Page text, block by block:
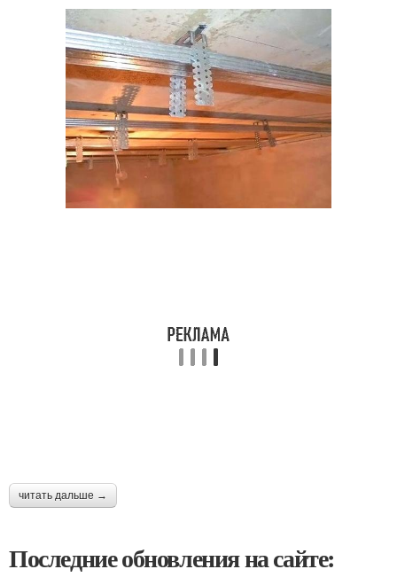
читать дальше →
Последние обновления на сайте: